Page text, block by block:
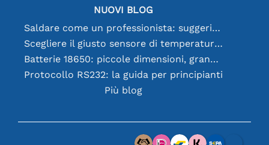
NUOVI BLOG
Saldare come un professionista: suggerimenti per connessioni elettroniche perfette
Scegliere il giusto sensore di temperatura [youtube]
Batterie 18650: piccole dimensioni, grandi prestazioni
Protocollo RS232: la guida per principianti
Più blog